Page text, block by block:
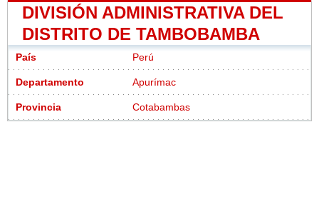
DIVISIÓN ADMINISTRATIVA DEL
DISTRITO DE TAMBOBAMBA
País Perú
Departamento Apurímac
Provincia Cotabambas